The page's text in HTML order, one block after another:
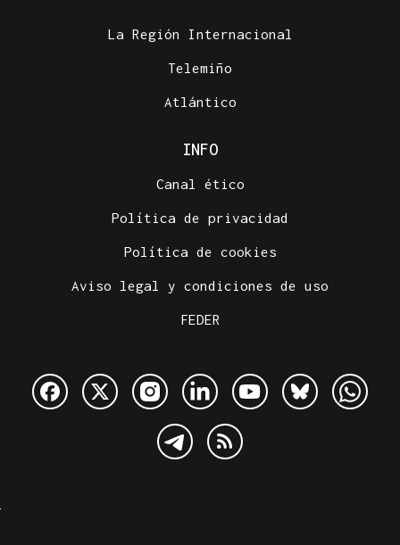
La Región Internacional
Telemiño
Atlántico
INFO
Canal ético
Política de privacidad
Política de cookies
Aviso legal y condiciones de uso
FEDER